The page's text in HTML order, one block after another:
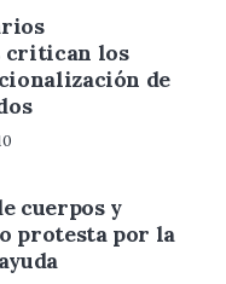
critican los
de
cuerpos y
protesta por la